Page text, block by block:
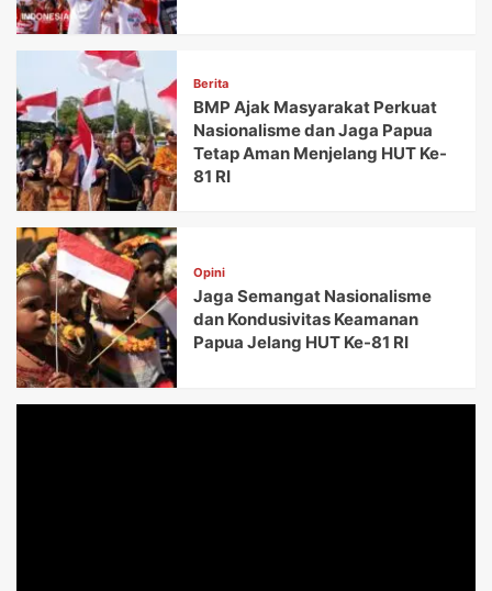
Berita
BMP Ajak Masyarakat Perkuat
Nasionalisme dan Jaga Papua
Tetap Aman Menjelang HUT Ke-
81 RI
Opini
Jaga Semangat Nasionalisme
dan Kondusivitas Keamanan
Papua Jelang HUT Ke-81 RI